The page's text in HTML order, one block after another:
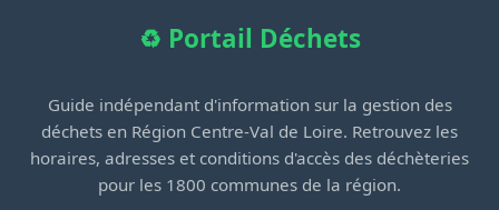
♻️ Portail Déchets
Guide indépendant d'information sur la gestion des
déchets en Région Centre-Val de Loire. Retrouvez les
horaires, adresses et conditions d'accès des déchèteries
pour les 1800 communes de la région.